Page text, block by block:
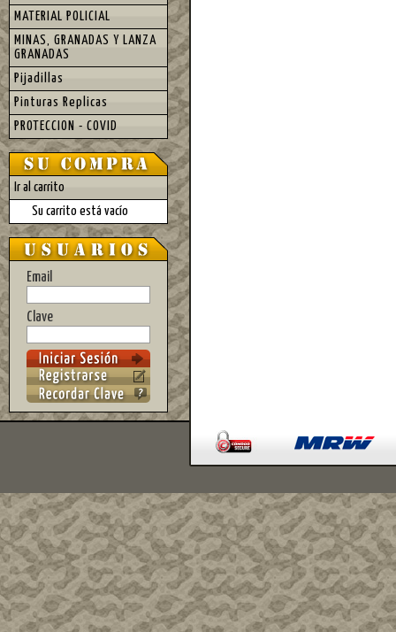
MATERIAL POLICIAL
MINAS, GRANADAS Y LANZA
GRANADAS
Pijadillas
Pinturas Replicas
PROTECCION - COVID
Ir al carrito
Su carrito está vacío
Email
Clave